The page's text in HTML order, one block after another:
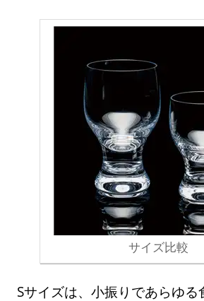
サイズ比較
Sサイズは、小振りであらゆる